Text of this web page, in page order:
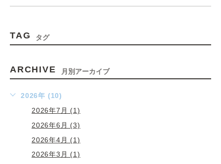
TAG タグ
ARCHIVE 月別アーカイブ
2026年 (10)
2026年7月 (1)
2026年6月 (3)
2026年4月 (1)
2026年3月 (1)